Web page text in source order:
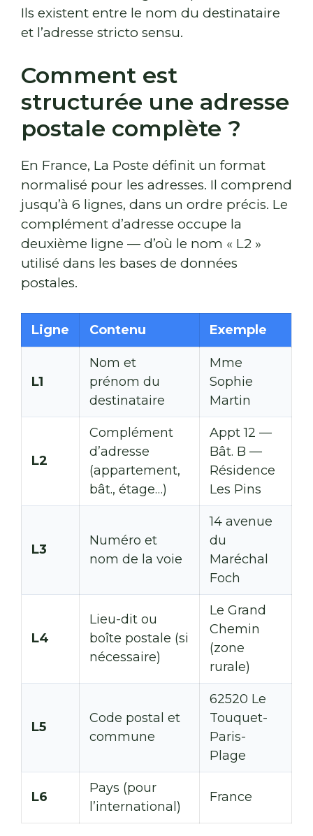
Ils existent entre le nom du destinataire
et l’adresse stricto sensu.
Comment est
structurée une adresse
postale complète ?
En France, La Poste définit un format
normalisé pour les adresses. Il comprend
jusqu’à 6 lignes, dans un ordre précis. Le
complément d’adresse occupe la
deuxième ligne — d’où le nom « L2 »
utilisé dans les bases de données
postales.
Ligne Contenu Exemple
L1
Nom et
prénom du
destinataire
Mme
Sophie
Martin
L2
Complément
d’adresse
(appartement,
bât., étage…)
Appt 12 —
Bât. B —
Résidence
Les Pins
L3
Numéro et
nom de la voie
14 avenue
du
Maréchal
Foch
L4
Lieu-dit ou
boîte postale (si
nécessaire)
Le Grand
Chemin
(zone
rurale)
L5
Code postal et
commune
62520 Le
Touquet-
Paris-
Plage
L6
Pays (pour
l’international)
France